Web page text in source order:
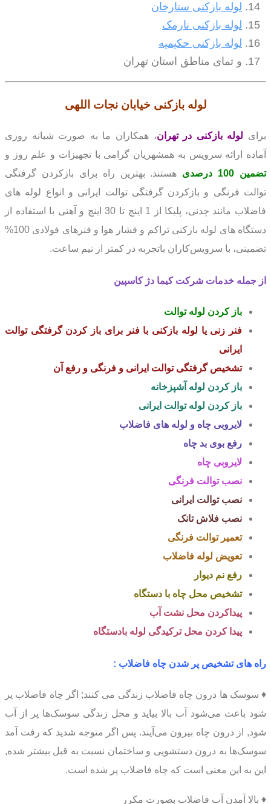
لوله بازکنی ستارخان
لوله بازکنی نارمک
لوله بازکنی حکیمیه
و تمای مناطق استان تهران
لوله بازکنی خیابان نجات اللهی
برای لوله بازکنی در تهران، همکاران ما به صورت شبانه روزی
آماده ارائه سرویس به همشهریان گرامی با تجهیزات و علم روز و
تضمین 100 درصدی
هستند. بهترین راه برای بازکردن گرفتگی
توالت فرنگی و بازکردن گرفتگی توالت ایرانی و انواع لوله های
فاضلاب مانند چدنی، پلیکا از 1 اینچ تا 30 اینچ و آهنی با استفاده از
دستگاه های لوله بازکنی تراکم و فشار هوا و فنرهای فولادی 100%
تضمینی، با سرویس‌کاران باتجربه در کمتر از نیم ساعت.
از جمله خدمات شرکت کیما دژ کاسپین
باز کردن لوله توالت
فنر زنی یا لوله بازکنی با فنر برای باز کردن گرفتگی توالت
ایرانی
تشخیص گرفتگی توالت ایرانی و فرنگی و رفع آن
باز کردن لوله آشپزخانه
باز کردن لوله توالت ایرانی
لایروبی چاه و لوله های فاضلاب
رفع بوی بد چاه
لایروبی چاه
نصب توالت فرنگی
نصب توالت ایرانی
نصب فلاش تانک
تعمیر توالت فرنگی
تعویض لوله فاضلاب
رفع نم دیوار
تشخیص محل چاه با دستگاه
پیداکردن محل نشت آب
پیدا کردن محل ترکیدگی لوله بادستگاه
راه های تشخیص پر شدن چاه فاضلاب :
♦ سوسک ها درون چاه فاضلاب زندگی می کنند; اگر چاه فاضلاب پر
شود باعث می‌شود آب بالا بیاید و محل زندگی سوسک‌ها پر از آب
شود, از درون چاه بیرون می‌آیند. پس اگر متوجه شدید که رفت آمد
سوسک‌ها به درون دستشویی و ساختمان نسبت به قبل بیشتر شده,
این به این معنی است که چاه فاضلاب پر شده است.
♦ بالا آمدن آب فاضلاب بصورت مکرر